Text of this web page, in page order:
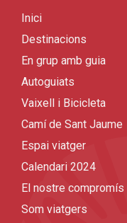
Inici
Destinacions
En grup amb guia
Autoguiats
Vaixell i Bicicleta
Camí de Sant Jaume
Espai viatger
Calendari 2024
El nostre compromís
Som viatgers